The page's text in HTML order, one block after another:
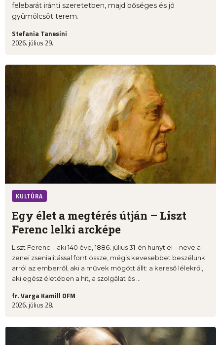
felebarát iránti szeretetben, majd bőséges és jó
gyümölcsöt terem.
Stefania Tanesini
2026. július 29.
KULTÚRA
Egy élet a megtérés útján – Liszt
Ferenc lelki arcképe
Liszt Ferenc – aki 140 éve, 1886. július 31-én hunyt el – neve a
zenei zsenialitással forrt össze, mégis kevesebbet beszélünk
arról az emberről, aki a művek mögött állt: a kereső lélekről,
aki egész életében a hit, a szolgálat és ...
fr. Varga Kamill OFM
2026. július 28.